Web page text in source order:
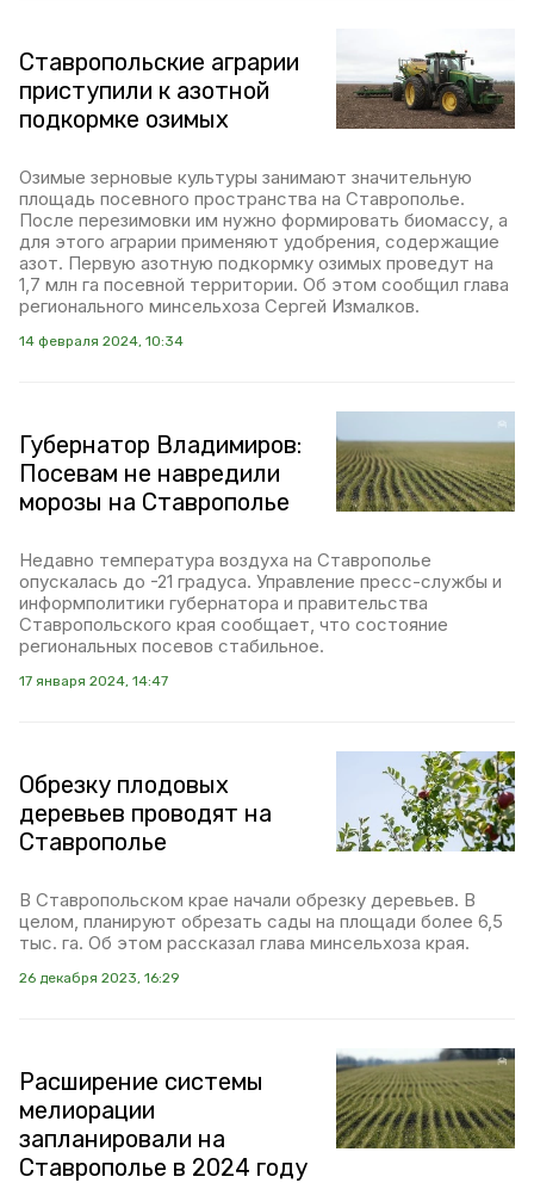
Ставропольские аграрии
приступили к азотной
подкормке озимых
Озимые зерновые культуры занимают значительную
площадь посевного пространства на Ставрополье.
После перезимовки им нужно формировать биомассу, а
для этого аграрии применяют удобрения, содержащие
азот. Первую азотную подкормку озимых проведут на
1,7 млн га посевной территории. Об этом сообщил глава
регионального минсельхоза Сергей Измалков.
14 февраля 2024, 10:34
Губернатор Владимиров:
Посевам не навредили
морозы на Ставрополье
Недавно температура воздуха на Ставрополье
опускалась до -21 градуса. Управление пресс-службы и
информполитики губернатора и правительства
Ставропольского края сообщает, что состояние
региональных посевов стабильное.
17 января 2024, 14:47
Обрезку плодовых
деревьев проводят на
Ставрополье
В Ставропольском крае начали обрезку деревьев. В
целом, планируют обрезать сады на площади более 6,5
тыс. га. Об этом рассказал глава минсельхоза края.
26 декабря 2023, 16:29
Расширение системы
мелиорации
запланировали на
Ставрополье в 2024 году